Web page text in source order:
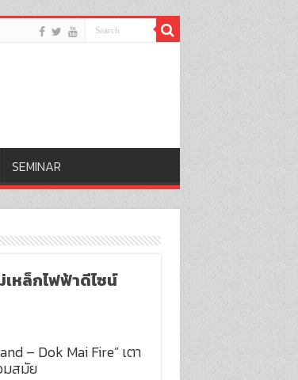
SEMINAR
เหล็กไฟฟ้าดีไซน์
– Dok Mai Fire” เตา
มสมัย